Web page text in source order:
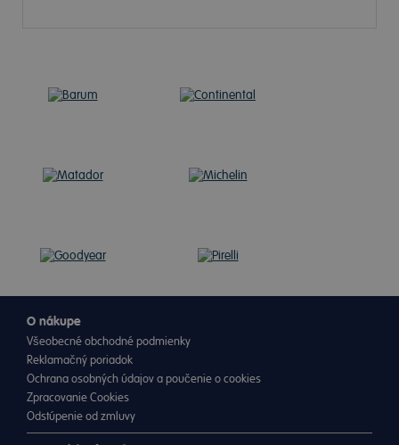
O nákupe
Všeobecné obchodné podmienky
Reklamačný poriadok
Ochrana osobných údajov a poučenie o cookies
Zpracovanie Cookies
Odstúpenie od zmluvy